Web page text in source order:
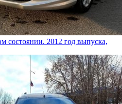
состоянии. 2012 год выпуска,